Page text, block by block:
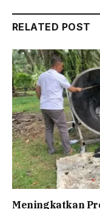
RELATED POST
Meningkatkan